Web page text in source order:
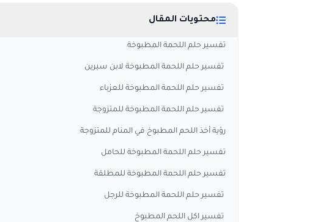
محتويات المقال
تفسير حلم اللحمة المطبوخة
تفسير حلم اللحمة المطبوخة لابن سيرين
تفسير حلم اللحمة المطبوخة للعزباء
تفسير حلم اللحمة المطبوخة للمتزوجة
رؤية أخذ اللحم المطبوخ في المنام للمتزوجة
تفسير حلم اللحمة المطبوخة للحامل
تفسير حلم اللحمة المطبوخة للمطلقة
تفسير حلم اللحمة المطبوخة للرجل
تفسير اكل اللحم المطبوخ